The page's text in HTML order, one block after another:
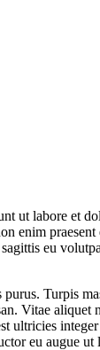
labore et
enim
eu
Turpis
Vitae
ultricies
eu augue